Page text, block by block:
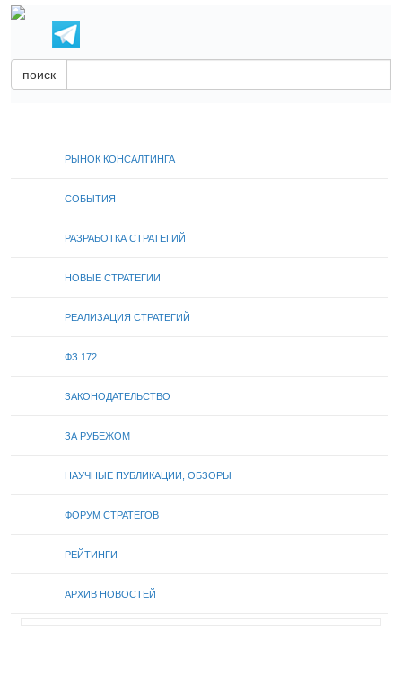
поиск
РЫНОК КОНСАЛТИНГА
СОБЫТИЯ
РАЗРАБОТКА СТРАТЕГИЙ
НОВЫЕ СТРАТЕГИИ
РЕАЛИЗАЦИЯ СТРАТЕГИЙ
ФЗ 172
ЗАКОНОДАТЕЛЬСТВО
ЗА РУБЕЖОМ
НАУЧНЫЕ ПУБЛИКАЦИИ, ОБЗОРЫ
ФОРУМ СТРАТЕГОВ
РЕЙТИНГИ
АРХИВ НОВОСТЕЙ